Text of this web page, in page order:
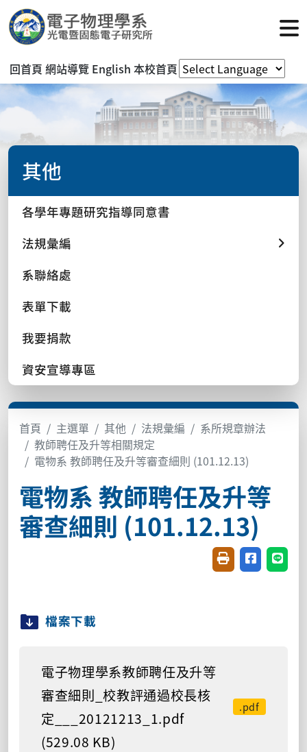
回首頁 網站導覽 English 本校首頁
其他
各學年專題研究指導同意書
法規彙編
系聯絡處
表單下載
我要捐款
資安宣導專區
首頁 主選單 其他 法規彙編
系所規章辦法
教師聘任及升等相關規定
電物系 教師聘任及升等審查細則 (101.12.13)
電物系 教師聘任及升等
審查細則 (101.12.13)
友善列印(開新視
分享至臉書
分享
檔案下載
電子物理學系教師聘任及升等
審查細則_校教評通過校長核
定___20121213_1.pdf
(529.08 KB)
.pdf